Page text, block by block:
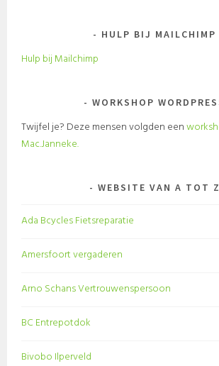
HULP BIJ MAILCHIMP
Hulp bij Mailchimp
WORKSHOP
Twijfel je? Deze mensen volgden een
Mac.Janneke.
WEBSITE VAN A TOT Z
Ada Bcycles Fietsreparatie
Amersfoort vergaderen
Arno Schans Vertrouwenspersoon
BC Entrepotdok
Bivobo Ilperveld